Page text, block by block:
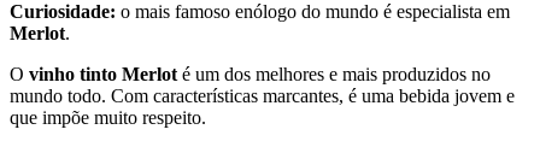
Curiosidade: o mais famoso enólogo do mundo é especialista em
Merlot.
O vinho tinto Merlot é um dos melhores e mais produzidos no
mundo todo. Com características marcantes, é uma bebida jovem e
que impõe muito respeito.